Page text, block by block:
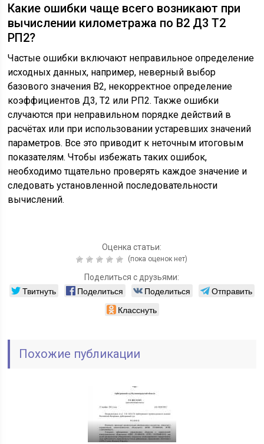
Какие ошибки чаще всего возникают при
вычислении километража по В2 Д3 Т2
РП2?
Частые ошибки включают неправильное определение
исходных данных, например, неверный выбор
базового значения В2, некорректное определение
коэффициентов Д3, Т2 или РП2. Также ошибки
случаются при неправильном порядке действий в
расчётах или при использовании устаревших значений
параметров. Все это приводит к неточным итоговым
показателям. Чтобы избежать таких ошибок,
необходимо тщательно проверять каждое значение и
следовать установленной последовательности
вычислений.
Оценка статьи:
(пока оценок нет)
Поделиться с друзьями:
Твитнуть Поделиться Поделиться
Отправить
Класснуть
Похожие публикации